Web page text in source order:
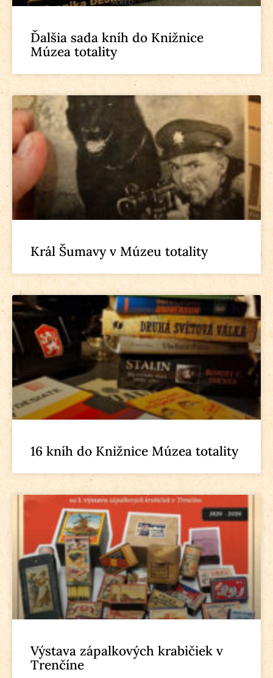
Ďalšia sada kníh do Knižnice
Múzea totality
Král Šumavy v Múzeu totality
16 kníh do Knižnice Múzea totality
Výstava zápalkových krabičiek v
Trenčíne